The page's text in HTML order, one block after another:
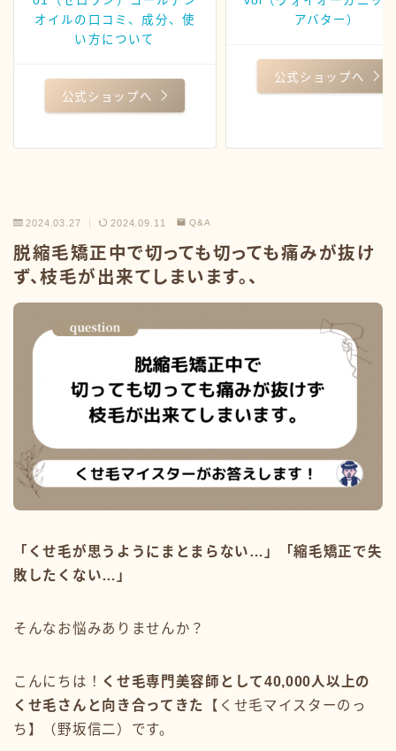
オイルの口コミ、成分、使
い方について
公式ショップへ
アバター）
公式ショップへ
2024.03.27 2024.09.11 Q&A
脱縮毛矯正中で切っても切っても痛みが抜け
ず、枝毛が出来てしまいます。、
「くせ毛が思うようにまとまらない…」「縮毛矯正で失
敗したくない…」
そんなお悩みありませんか？
こんにちは！ くせ毛専門美容師として40,000人以上の
くせ毛さんと向き合ってきた
【くせ毛マイスターのっ
ち】（野坂信二）です。